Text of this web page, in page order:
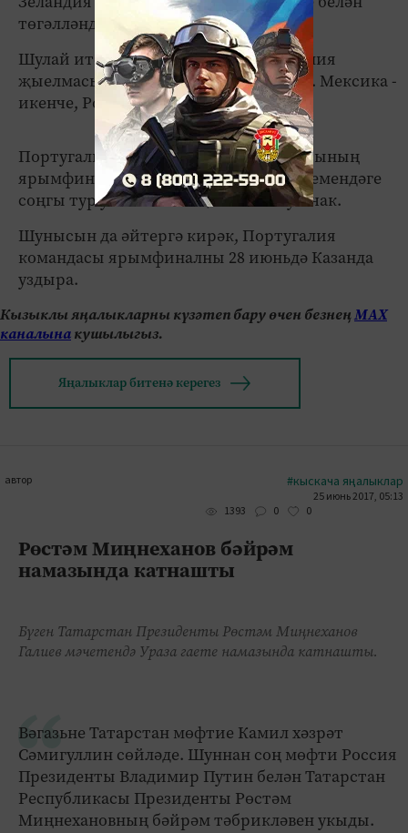
төгәлләнде.
Шулай итеп, төркем этабын Португалия
җыелмасы беренче урында төгәлләде. Мексика -
икенче, Россия өченче баскычта.
Португалия һәм Мексика командаларының
ярымфиналдагы пары бүген, "В" төркемендәге
соңгы тур уеныннан соң билгеле булачак.
Шунысын да әйтергә кирәк, Португалия
командасы ярымфиналны 28 июньдә Казанда
уздыра.
Кызыклы яңалыкларны күзәтеп бару өчен безнеңМАХ
каналынакушылыгыз.
Яңалыклар битенә керегез
автор #кыскача яңалыклар
25 июнь 2017, 05:13
1393
0 0
Рөстәм Миңнеханов бәйрәм
намазында катнашты
Бүген Татарстан Президенты Рөстәм Миңнеханов
Галиев мәчетендә Ураза гаете намазында катнашты.
Вәгазьне Татарстан мөфтие Камил хәзрәт
Сәмигуллин сөйләде. Шуннан соң мөфти Россия
Президенты Владимир Путин белән Татарстан
Республикасы Президенты Рөстәм
Миңнехановның бәйрәм тәбрикләвен укыды.